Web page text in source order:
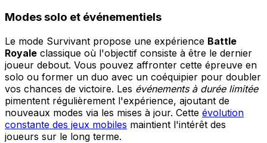
Modes solo et événementiels
Le mode Survivant propose une expérience Battle
Royale classique où l'objectif consiste à être le dernier
joueur debout. Vous pouvez affronter cette épreuve en
solo ou former un duo avec un coéquipier pour doubler
vos chances de victoire. Les événements à durée limitée
pimentent régulièrement l'expérience, ajoutant de
nouveaux modes via les mises à jour. Cette évolution
constante des jeux mobiles maintient l'intérêt des
joueurs sur le long terme.